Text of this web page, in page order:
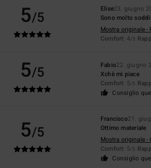
5/5 Elise23. giugno
Sono molto
Mostra originale -
Comfort: 4/5
5/5 Fabio22. giugno
Xchè mi piace
Comfort: 5/5
Consiglio
5/5
Francisco21.
Ottimo materiale
Mostra originale -
Comfort: 5/5
Consiglio